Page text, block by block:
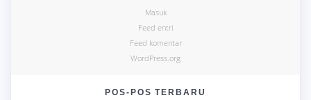
Masuk
Feed entri
Feed komentar
WordPress.org
POS-POS TERBARU